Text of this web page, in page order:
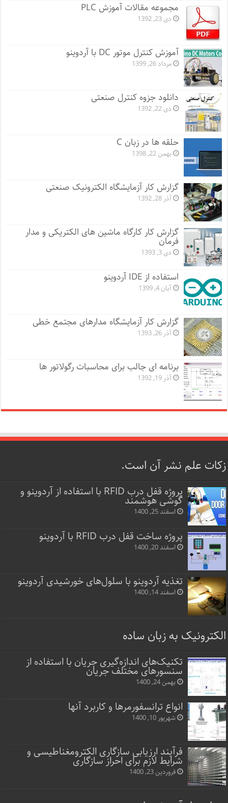
مجموعه مقالات آموزش PLC
دی 23, 1392
آموزش کنترل موتور DC با آردوینو
مرداد 26, 1399
دانلود جزوه کنترل صنعتی
دی 22, 1392
حلقه ها در زبان C
بهمن 22, 1398
گزارش کار آزمایشگاه الکترونیک صنعتی
آذر 28, 1392
گزارش کار کارگاه ماشین های الکتریکی و مدار
فرمان
دی 3, 1393
استفاده از IDE آردوینو
آبان 4, 1399
گزارش کار آزمایشگاه مدارهای مجتمع خطی
آذر 26, 1393
برنامه ای جالب برای محاسبات رگولاتور ها
آذر 19, 1392
زکات علم نشر آن است.
پروژه قفل‌ درب RFID با استفاده از آردوینو و
گوشی هوشمند
اسفند 25, 1400
پروژه ساخت قفل‌ درب RFID با آردوینو
اسفند 20, 1400
تغذیه آردوینو با سلول‌های خورشیدی آردوینو
اسفند 14, 1400
الکترونیک به زبان ساده
تکنیک‌های اندازه‌گیری جریان با استفاده از
سنسورهای مختلف جریان
بهمن 24, 1400
انواع ترانسفورمرها و کاربرد آنها
شهریور 10, 1400
فرآیند ارزیابی سازگاری الکترومغناطیسی و
شرایط لازم برای احراز سازگاری
فروردین 23, 1400